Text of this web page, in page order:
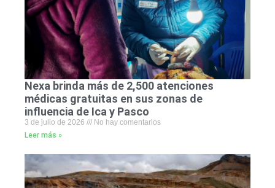
Nexa brinda más de 2,500 atenciones
médicas gratuitas en sus zonas de
influencia de Ica y Pasco
3 de julio de 2026
No hay comentarios
Leer más »